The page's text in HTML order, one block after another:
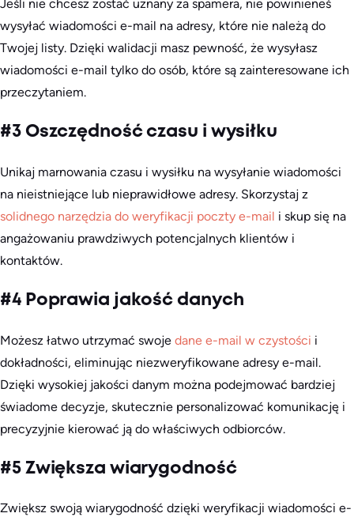
Jeśli nie chcesz zostać uznany za spamera, nie powinieneś
wysyłać wiadomości e-mail na adresy, które nie należą do
Twojej listy. Dzięki walidacji masz pewność, że wysyłasz
wiadomości e-mail tylko do osób, które są zainteresowane ich
przeczytaniem.
#3 Oszczędność czasu i wysiłku
Unikaj marnowania czasu i wysiłku na wysyłanie wiadomości
na nieistniejące lub nieprawidłowe adresy. Skorzystaj z
solidnego narzędzia do weryfikacji poczty e-mail i skup się na
angażowaniu prawdziwych potencjalnych klientów i
kontaktów.
#4 Poprawia jakość danych
Możesz łatwo utrzymać swoje dane e-mail w czystości i
dokładności, eliminując niezweryfikowane adresy e-mail.
Dzięki wysokiej jakości danym można podejmować bardziej
świadome decyzje, skutecznie personalizować komunikację i
precyzyjnie kierować ją do właściwych odbiorców.
#5 Zwiększa wiarygodność
Zwiększ swoją wiarygodność dzięki weryfikacji wiadomości e-